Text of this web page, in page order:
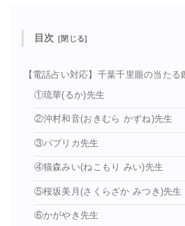
目次
【電話占い対応】千葉千里眼の当た
①琉華(るか)先生
②沖村和音(おきむら かずね)先生
③パプリカ先生
④猫森みい(ねこもり みい)先生
⑤桜坂美月(さくらざか みつき)先生
⑥かがやき先生